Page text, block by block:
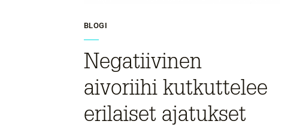
BLOGI
Negatiivinen
aivoriihi kutkuttelee
erilaiset ajatukset